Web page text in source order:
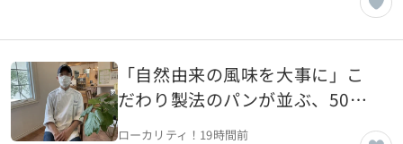
「自然由来の風味を大事に」こ
だわり製法のパンが並ぶ、50年
続く老舗パン屋【山形県山形
ローカリティ！ 19時間前